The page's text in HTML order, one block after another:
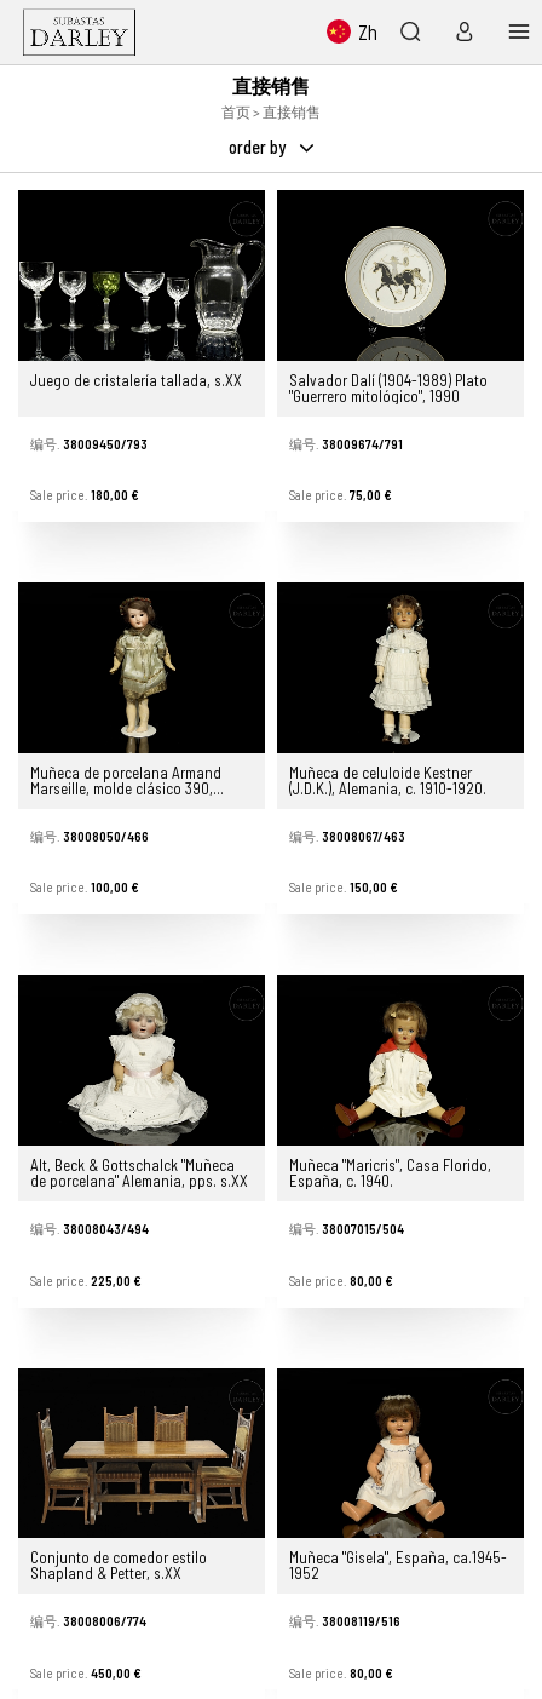
Zh
直接销售
首页> 直接销售
order by
Juego de cristalería tallada, s.XX
编号. 38009450/793
Sale price. 180,00 €
Salvador Dalí (1904-1989) Plato
"Guerrero mitológico", 1990
编号. 38009674/791
Sale price. 75,00 €
Muñeca de porcelana Armand
Marseille, molde clásico 390,
编号. 38008050/466
Sale price. 100,00 €
Muñeca de celuloide Kestner
(J.D.K.), Alemania, c. 1910-1920.
编号. 38008067/463
Sale price. 150,00 €
Alt, Beck & Gottschalck "Muñeca
de porcelana" Alemania, pps. s.XX
编号. 38008043/494
Sale price. 225,00 €
Muñeca "Maricris", Casa Florido,
España, c. 1940.
编号. 38007015/504
Sale price. 80,00 €
Conjunto de comedor estilo
Shapland & Petter, s.XX
编号. 38008006/774
Sale price. 450,00 €
Muñeca "Gisela", España, ca.1945-
1952
编号. 38008119/516
Sale price. 80,00 €